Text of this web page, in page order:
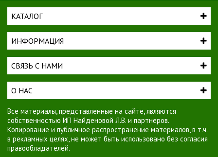
КАТАЛОГ
ИНФОРМАЦИЯ
СВЯЗЬ С НАМИ
О НАС
Все материалы, представленные на сайте, являются
собственностью ИП Найденовой Л.В. и партнеров.
Копирование и публичное распространение материалов, в т.ч.
в рекламных целях, не может быть использовано без согласия
правообладателей.